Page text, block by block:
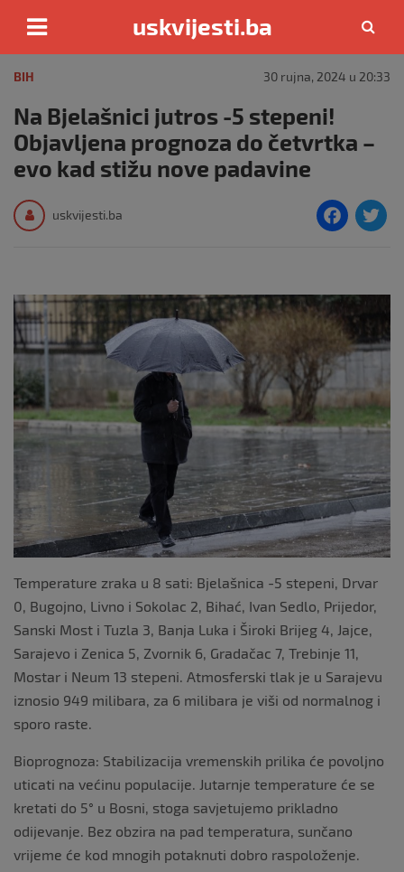
content
uskvijesti.ba
BIH 30 rujna, 2024 u 20:33
Na Bjelašnici jutros -5 stepeni!
Objavljena prognoza do četvrtka –
evo kad stižu nove padavine
uskvijesti.ba
F
e
b
o
o
k
Temperature zraka u 8 sati: Bjelašnica -5 stepeni, Drvar
0, Bugojno, Livno i Sokolac 2, Bihać, Ivan Sedlo, Prijedor,
Sanski Most i Tuzla 3, Banja Luka i Široki Brijeg 4, Jajce,
Sarajevo i Zenica 5, Zvornik 6, Gradačac 7, Trebinje 11,
Mostar i Neum 13 stepeni. Atmosferski tlak je u Sarajevu
iznosio 949 milibara, za 6 milibara je viši od normalnog i
sporo raste.
Bioprognoza: Stabilizacija vremenskih prilika će povoljno
uticati na većinu populacije. Jutarnje temperature će se
kretati do 5° u Bosni, stoga savjetujemo prikladno
odijevanje. Bez obzira na pad temperatura, sunčano
vrijeme će kod mnogih potaknuti dobro raspoloženje.